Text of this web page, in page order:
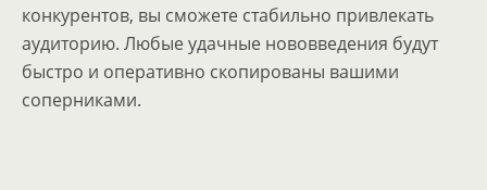
конкурентов, вы сможете стабильно привлекать
аудиторию. Любые удачные нововведения будут
быстро и оперативно скопированы вашими
соперниками.